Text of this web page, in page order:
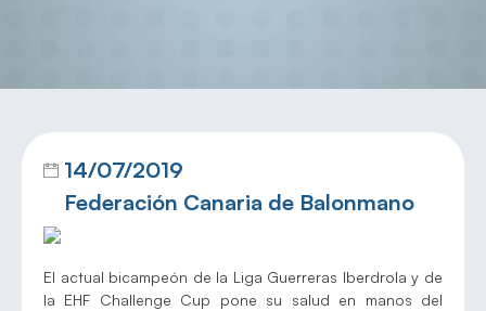
14/07/2019
Federación Canaria de Balonmano
El actual bicampeón de la Liga Guerreras Iberdrola y de
la EHF Challenge Cup pone su salud en manos del